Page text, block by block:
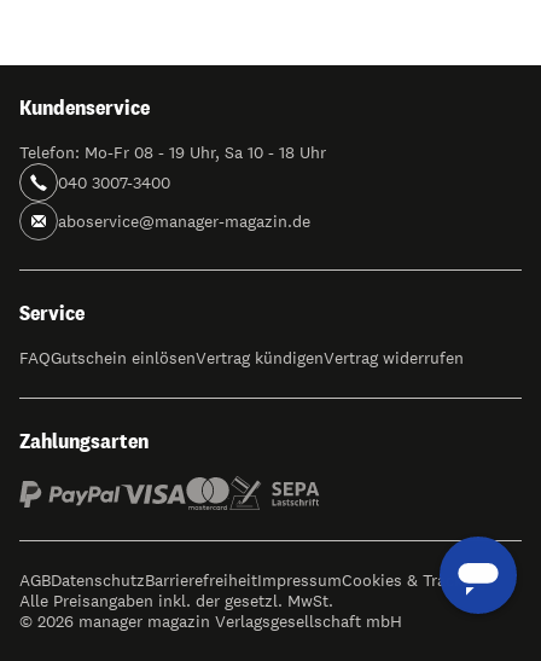
Kundenservice
Telefon: Mo-Fr 08 - 19 Uhr, Sa 10 - 18 Uhr
040 3007-3400
aboservice@manager-magazin.de
Service
FAQGutschein einlösenVertrag kündigenVertrag widerrufen
Zahlungsarten
AGBDatenschutzBarrierefreiheitImpressumCookies & Tracking
Alle Preisangaben inkl. der gesetzl. MwSt.
© 2026 manager magazin Verlagsgesellschaft mbH